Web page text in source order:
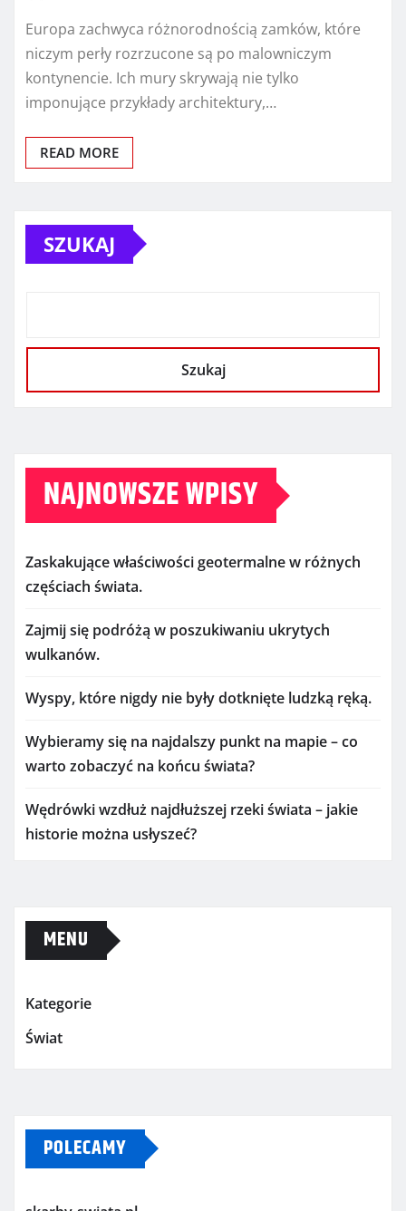
Europa zachwyca różnorodnością zamków, które
niczym perły rozrzucone są po malowniczym
kontynencie. Ich mury skrywają nie tylko
imponujące przykłady architektury,…
READ MORE
SZUKAJ
Szukaj
NAJNOWSZE WPISY
Zaskakujące właściwości geotermalne w różnych
częściach świata.
Zajmij się podróżą w poszukiwaniu ukrytych
wulkanów.
Wyspy, które nigdy nie były dotknięte ludzką ręką.
Wybieramy się na najdalszy punkt na mapie – co
warto zobaczyć na końcu świata?
Wędrówki wzdłuż najdłuższej rzeki świata – jakie
historie można usłyszeć?
MENU
Kategorie
Świat
POLECAMY